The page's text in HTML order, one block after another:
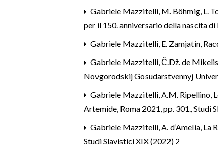
Gabriele Mazzitelli, M. Böhmig, L.
per il 150. anniversario della nascita
Gabriele Mazzitelli, E. Zamjatin,
Gabriele Mazzitelli,Č.Dž. de
Novgorodskij Gosudarstvennyj
Gabriele Mazzitelli,A.M. Ripellino,
Artemide, Roma 2021, pp. 301.,Studi
Gabriele Mazzitelli,A. d’Amelia,
Studi Slavistici XIX (2022) 2